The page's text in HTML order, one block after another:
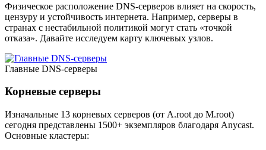
Физическое расположение DNS-серверов влияет на скорость,
цензуру и устойчивость интернета. Например, серверы в
странах с нестабильной политикой могут стать «точкой
отказа». Давайте исследуем карту ключевых узлов.
Главные DNS-серверы
Корневые серверы
Изначальные 13 корневых серверов (от A.root до M.root)
сегодня представлены 1500+ экземпляров благодаря Anycast.
Основные кластеры: